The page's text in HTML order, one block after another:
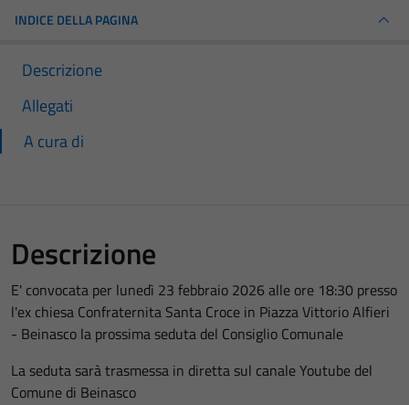
INDICE DELLA PAGINA
Descrizione
Allegati
A cura di
Descrizione
E' convocata per lunedì 23 febbraio 2026 alle ore 18:30 presso
l'ex chiesa Confraternita Santa Croce in Piazza Vittorio Alfieri
- Beinasco la prossima seduta del Consiglio Comunale
La seduta sarà trasmessa in diretta sul canale Youtube del
Comune di Beinasco